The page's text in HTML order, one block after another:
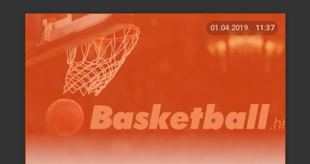
01.04.2019. 11:37